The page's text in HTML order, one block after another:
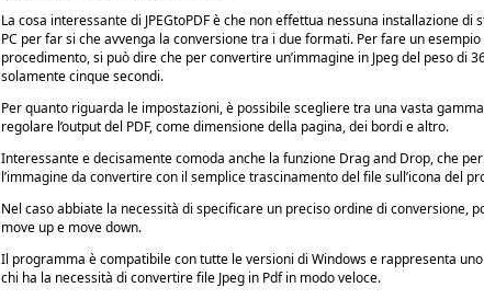
La cosa interessante di JPEGtoPDF è che non effettua nessuna installazione
PC per far si che avvenga la conversione tra i due formati. Per fare un
procedimento, si può dire che per convertire un’immagine in Jpeg del peso di
solamente cinque secondi.
Per quanto riguarda le impostazioni, è possibile scegliere tra una vasta
regolare l’output del PDF, come dimensione della pagina, dei bordi e altro.
Interessante e decisamente comoda anche la funzione Drag and Drop, che
l’immagine da convertire con il semplice trascinamento del file sull’icona del
Nel caso abbiate la necessità di specificare un preciso ordine di conversione,
move up e move down.
Il programma è compatibile con tutte le versioni di Windows e rappresenta
chi ha la necessità di convertire file Jpeg in Pdf in modo veloce.